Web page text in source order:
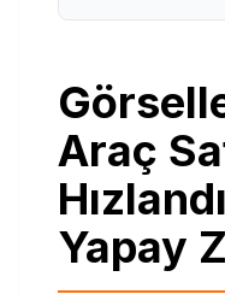
Araç
Yapay